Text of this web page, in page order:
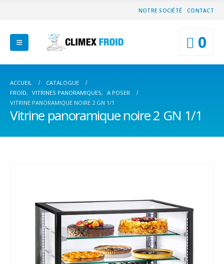
NOTRE SOCIÉTÉ CONTACT
0
ACCUEIL
CATALOGUE
FROID, VITRINES PANORAMIQUES, A POSER
VITRINE PANORAMIQUE NOIRE 2 GN 1/1
Vitrine panoramique noire 2 GN 1/1